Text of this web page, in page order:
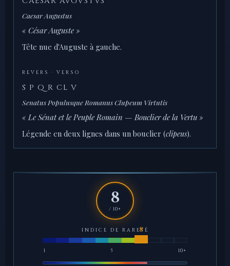
Caesar Augustus
« César Auguste »
Tête nue d'Auguste à gauche.
REVERS · VERSO
S P Q R CL V
Senatus Populusque Romanus Clupeum Virtutis
« Le Sénat et le Peuple Romain — Bouclier de la Vertu »
Légende en deux lignes dans un bouclier (clipeus).
8
/ 10+
INDICE DE RARETÉ
1 5 10+